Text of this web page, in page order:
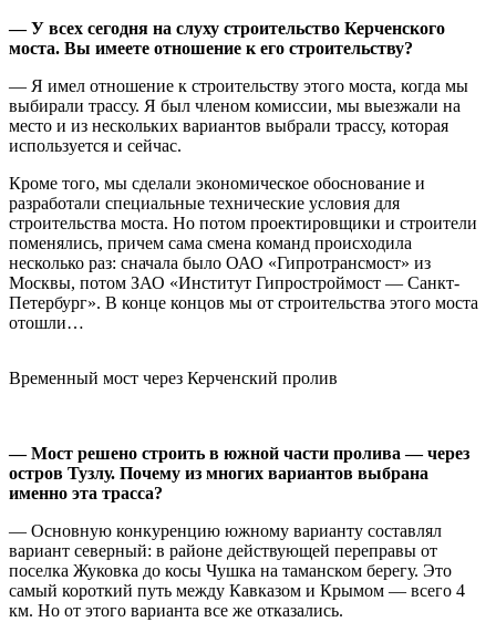
— У всех сегодня на слуху строительство Керченского
моста. Вы имеете отношение к его строительству?
— Я имел отношение к строительству этого моста, когда мы
выбирали трассу. Я был членом комиссии, мы выезжали на
место и из нескольких вариантов выбрали трассу, которая
используется и сейчас.
Кроме того, мы сделали экономическое обоснование и
разработали специальные технические условия для
строительства моста. Но потом проектировщики и строители
поменялись, причем сама смена команд происходила
несколько раз: сначала было ОАО «Гипротрансмост» из
Москвы, потом ЗАО «Институт Гипростроймост — Санкт-
Петербург». В конце концов мы от строительства этого моста
отошли…
Временный мост через Керченский пролив
— Мост решено строить в южной части пролива — через
остров Тузлу. Почему из многих вариантов выбрана
именно эта трасса?
— Основную конкуренцию южному варианту составлял
вариант северный: в районе действующей переправы от
поселка Жуковка до косы Чушка на таманском берегу. Это
самый короткий путь между Кавказом и Крымом — всего 4
км. Но от этого варианта все же отказались.